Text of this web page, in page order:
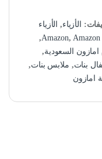
الأزياء, الأزياء
Amazon,Amazon
,
امازون السعودية,
بنات, ملابس بنات,
امازون